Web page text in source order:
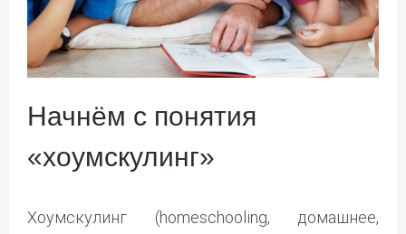
Начнём с понятия
«хоумскулинг»
Хоумскулинг (homeschooling, домашнее,